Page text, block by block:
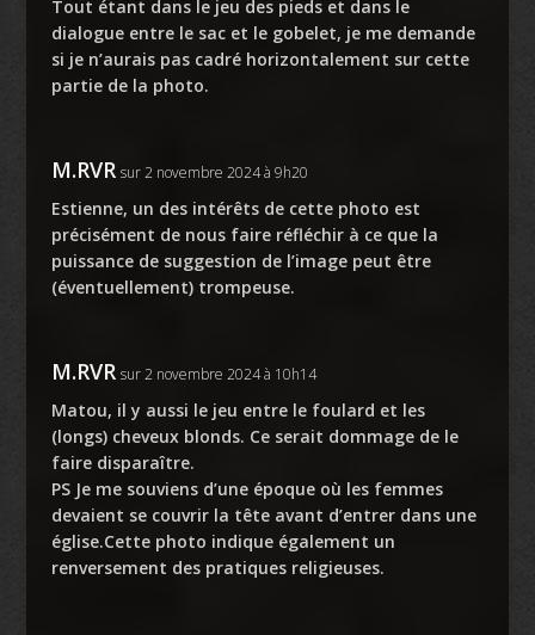
Tout étant dans le jeu des pieds et dans le
dialogue entre le sac et le gobelet, je me demande
si je n’aurais pas cadré horizontalement sur cette
partie de la photo.
M.RVR sur 2 novembre 2024 à 9h20
Estienne, un des intérêts de cette photo est
précisément de nous faire réfléchir à ce que la
puissance de suggestion de l’image peut être
(éventuellement) trompeuse.
M.RVR sur 2 novembre 2024 à 10h14
Matou, il y aussi le jeu entre le foulard et les
(longs) cheveux blonds. Ce serait dommage de le
faire disparaître.
PS Je me souviens d’une époque où les femmes
devaient se couvrir la tête avant d’entrer dans une
église.Cette photo indique également un
renversement des pratiques religieuses.